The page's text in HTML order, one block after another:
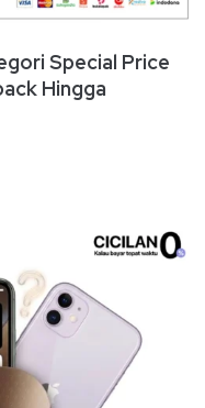
Special Price
Hingga